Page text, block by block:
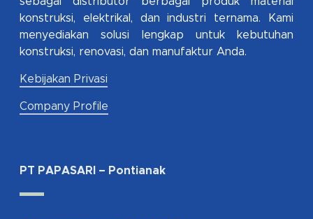
konstruksi, elektrikal, dan industri ternama. Kami
menyediakan solusi lengkap untuk kebutuhan
konstruksi, renovasi, dan manufaktur Anda.
Kebijakan Privasi
Company Profile
PT PAPASARI – Pontianak